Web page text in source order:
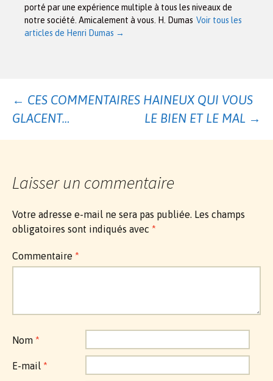
porté par une expérience multiple à tous les niveaux de
notre société. Amicalement à vous. H. Dumas Voir tous les
articles de Henri Dumas →
Navigation
des
articles
← CES COMMENTAIRES HAINEUX QUI VOUS
GLACENT…
LE BIEN ET LE MAL →
Laisser un commentaire
Votre adresse e-mail ne sera pas publiée. Les champs
obligatoires sont indiqués avec *
Commentaire *
Nom *
E-mail *